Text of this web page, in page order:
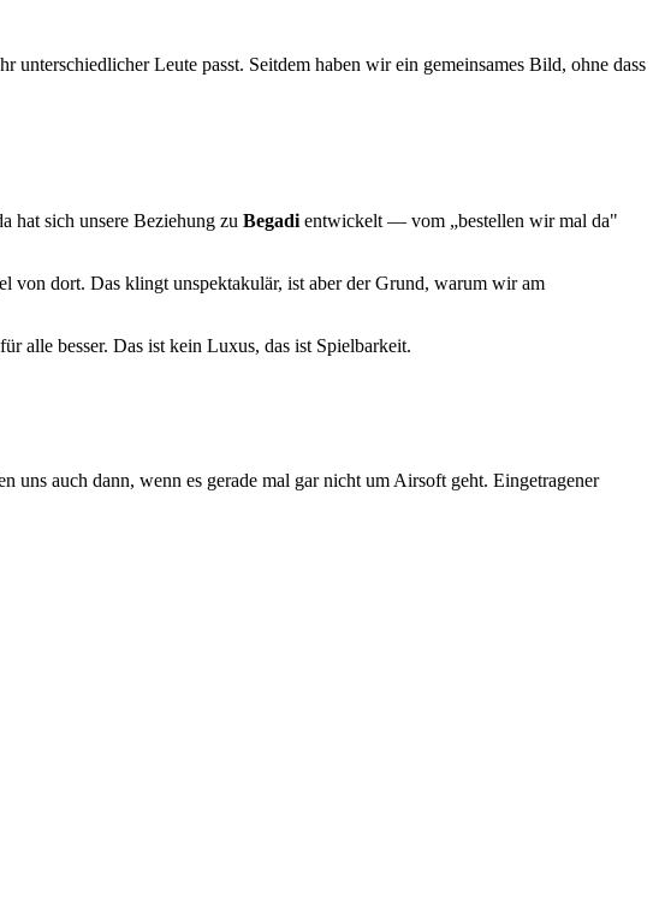
Leute passt. Seitdem haben wir ein gemeinsames Bild, ohne dass
hat sich unsere Beziehung zu Begadientwickelt — vom „bestellen wir mal da"
von dort. Das klingt unspektakulär, ist aber der Grund, warum wir am
alle besser. Das ist kein Luxus, das ist Spielbarkeit.
auch dann, wenn es gerade mal gar nicht um Airsoft geht. Eingetragener